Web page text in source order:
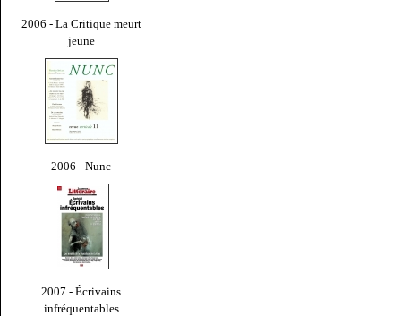
2006 - La Critique meurt
jeune
2006 - Nunc
2007 - Écrivains
infréquentables